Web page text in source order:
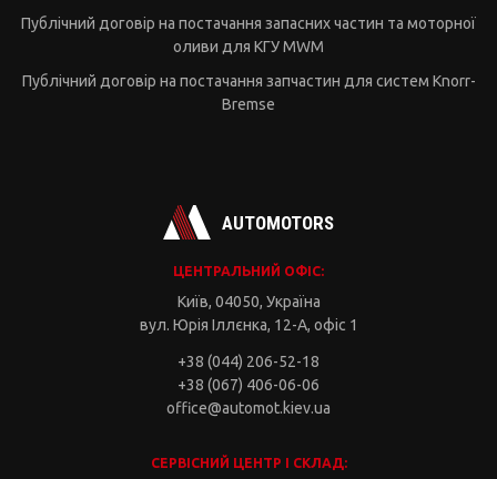
Публічний договір на постачання запасних частин та моторної
оливи для КГУ MWM
Публічний договір на постачання запчастин для систем Knorr-
Bremse
AUTOMOTORS
ЦЕНТРАЛЬНИЙ ОФІС:
Київ, 04050, Україна
вул. Юрія Іллєнка, 12-А, офіс 1
+38 (044) 206-52-18
+38 (067) 406-06-06
office@automot.kiev.ua
СЕРВІСНИЙ ЦЕНТР І СКЛАД: